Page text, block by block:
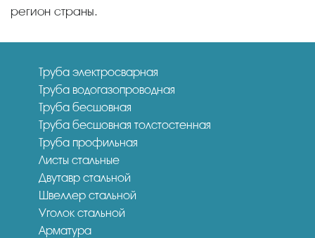
регион страны.
Труба электросварная
Труба водогазопроводная
Труба бесшовная
Труба бесшовная толстостенная
Труба профильная
Листы стальные
Двутавр стальной
Швеллер стальной
Уголок стальной
Арматура